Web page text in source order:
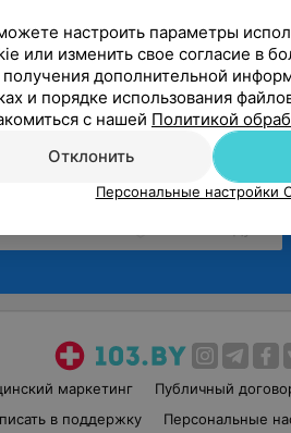
маркетинг Публичный
в поддержку Персональные
настроить параметры
или изменить свое согласие в
дополнительной
и порядке использования
с нашей Политикой
Отклонить
Персональные настройки